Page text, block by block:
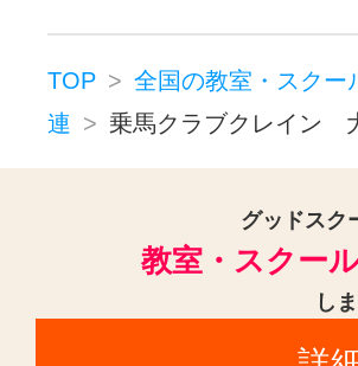
TOP 全国の教室・スクー
連
乗馬クラブクレイン
グッドスク
教室・スクー
し